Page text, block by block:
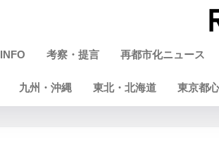
INFO 考察・提言 再都市化ニュース
九州・沖縄 東北・北海道 東京都心